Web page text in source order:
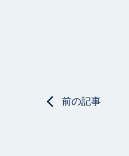
前の記事